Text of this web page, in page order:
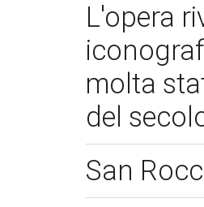
L'opera
molta
del
San